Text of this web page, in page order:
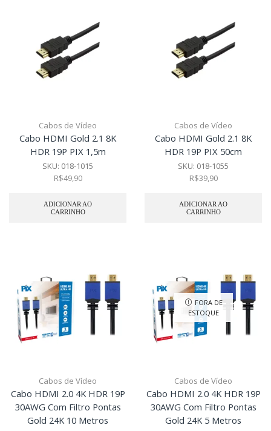
Cabos de Vídeo
Cabo HDMI Gold 2.1 8K
HDR 19P PIX 1,5m
SKU: 018-1015
R$49,90
ADICIONAR AO
CARRINHO
Cabos de Vídeo
Cabo HDMI Gold 2.1 8K
HDR 19P PIX 50cm
SKU: 018-1055
R$39,90
ADICIONAR AO
CARRINHO
Cabos de Vídeo
Cabo HDMI 2.0 4K HDR 19P
30AWG Com Filtro Pontas
Gold 24K 10 Metros
FORA DE
ESTOQUE
Cabos de Vídeo
Cabo HDMI 2.0 4K HDR 19P
30AWG Com Filtro Pontas
Gold 24K 5 Metros